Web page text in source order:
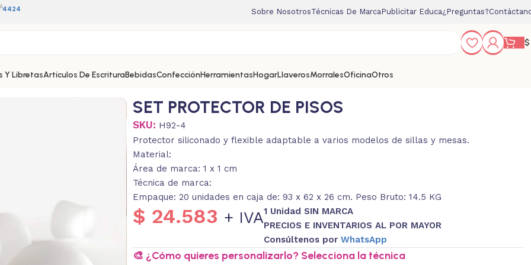
4424 Sobre NosotrosTécnicas De MarcaPublicitar Educa¿Preguntas?
$
Y LibretasArtículos De EscrituraBebidasConfecciónHerramientasHogarLlaverosMorralesOficinaOtros
SET PROTECTOR DE PISOS
SKU: H92-4
Protector siliconado y flexible adaptable a varios modelos de sillas y mesas.
Material:
Área de marca: 1 x 1 cm
Técnica de marca:
Empaque: 20 unidades en caja de: 93 x 62 x 26 cm. Peso Bruto: 14.5 KG
$ 24.583 + IVA1 Unidad SIN MARCA
PRECIOS E INVENTARIOS AL POR MAYOR
Consúltenos por WhatsApp
🎨 ¿Cómo quieres personalizarlo? Selecciona la técnica